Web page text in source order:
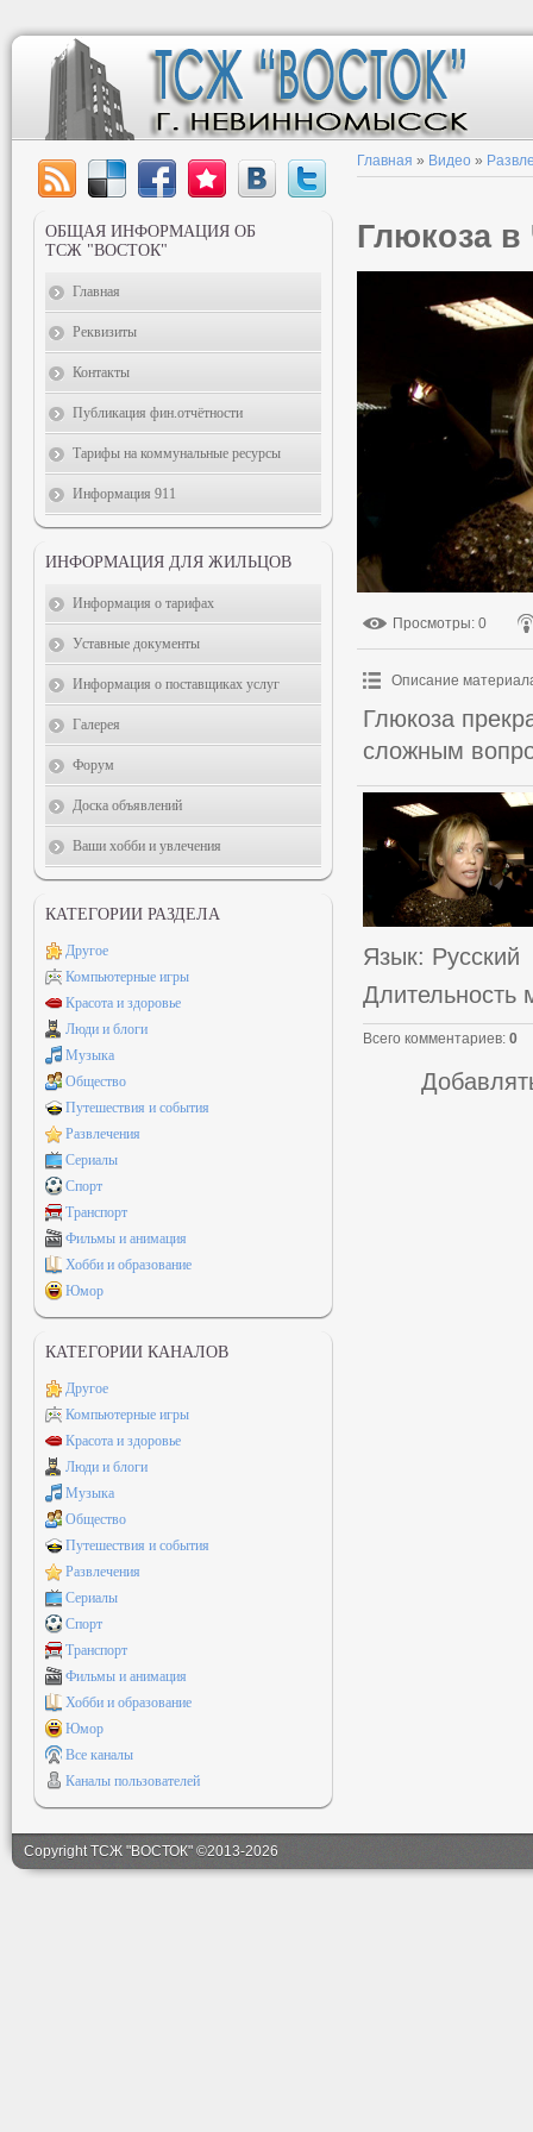
Главная » Видео »
Глюкоза в
Просмотры: 0
Описание
Глюкоза
сложным
Язык: Русский
Длительность
Всего комментариев: 0
ОБЩАЯ ИНФОРМАЦИЯ ОБ
ТСЖ "ВОСТОК"
Главная
Реквизиты
Контакты
Публикация фин.отчётности
Тарифы на коммунальные ресурсы
Информация 911
ИНФОРМАЦИЯ ДЛЯ ЖИЛЬЦОВ
Информация о тарифах
Уставные документы
Информация о поставщиках услуг
Галерея
Форум
Доска объявлений
Ваши хобби и увлечения
КАТЕГОРИИ РАЗДЕЛА
Другое
Компьютерные игры
Красота и здоровье
Люди и блоги
Музыка
Общество
Путешествия и события
Развлечения
Сериалы
Спорт
Транспорт
Фильмы и анимация
Хобби и образование
Юмор
КАТЕГОРИИ КАНАЛОВ
Другое
Компьютерные игры
Красота и здоровье
Люди и блоги
Музыка
Общество
Путешествия и события
Развлечения
Сериалы
Спорт
Транспорт
Фильмы и анимация
Хобби и образование
Юмор
Все каналы
Каналы пользователей
Copyright ТСЖ "ВОСТОК" ©2013-2026